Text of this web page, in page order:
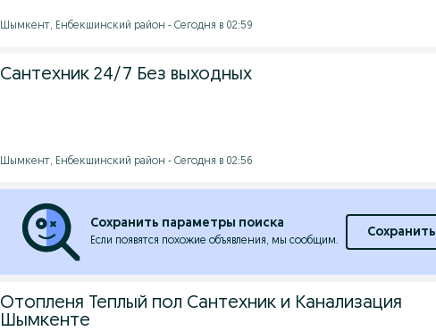
Шымкент, Енбекшинский район - Сегодня в 02:59
Сантехник 24/7 Без выходных
Шымкент, Енбекшинский район - Сегодня в 02:56
Сохранить параметры поиска
Если появятся похожие объявления, мы сообщим.
Сохранить
Отопленя Теплый пол Сантехник и Канализация
Шымкенте